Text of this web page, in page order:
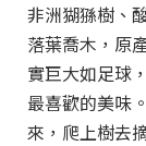
非洲猢猻樹、
落葉喬木，原
實巨大如足球
最喜歡的美味
來，爬上樹去